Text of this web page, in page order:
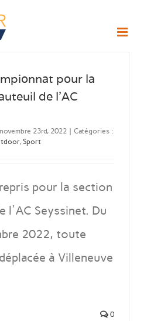
pour la
de l’AC
novembre 23rd, 2022 | Catégories :
, Sport
pour la section
l'AC Seyssinet. Du
2022, toute
à Villeneuve
0